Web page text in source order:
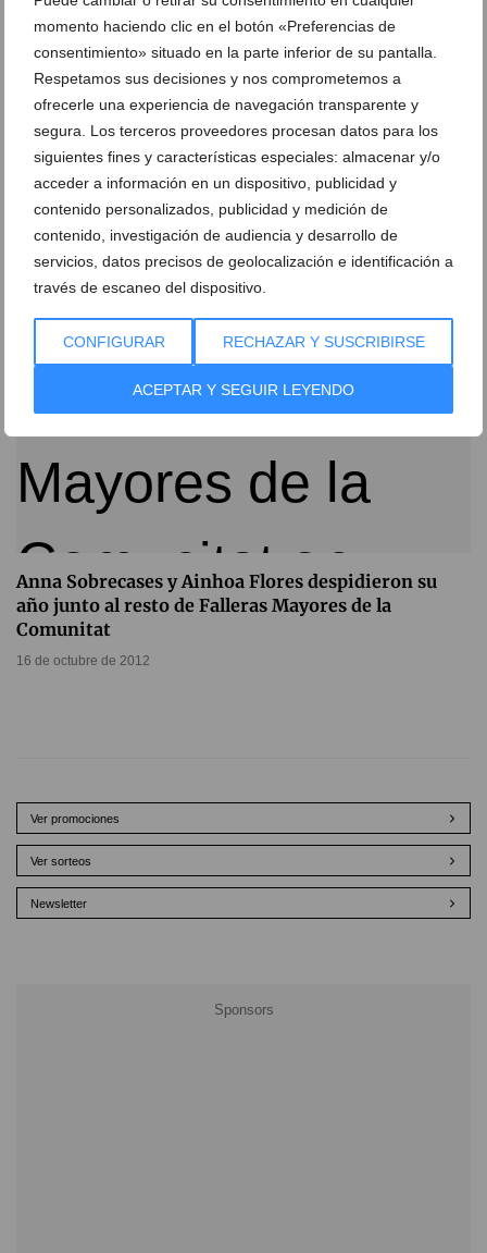
momento haciendo clic en el botón «Preferencias de
consentimiento» situado en la parte inferior de su pantalla.
Respetamos sus decisiones y nos comprometemos a
ofrecerle una experiencia de navegación transparente y
segura. Los terceros proveedores procesan datos para los
siguientes fines y características especiales: almacenar y/o
acceder a información en un dispositivo, publicidad y
contenido personalizados, publicidad y medición de
contenido, investigación de audiencia y desarrollo de
servicios, datos precisos de geolocalización e identificación a
través de escaneo del dispositivo.
CONFIGURAR RECHAZAR Y SUSCRIBIRSE
ACEPTAR Y SEGUIR LEYENDO
La Junta Local Fallera felicita a su vicepresidente
por el Premio Notable 2012
17 de noviembre de 2012
Anna Sobrecases y Ainhoa Flores despidieron su
año junto al resto de Falleras Mayores de la
Comunitat
16 de octubre de 2012
Ver promociones
Ver sorteos
Newsletter